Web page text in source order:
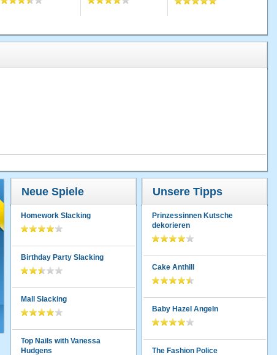
Neue Spiele
Homework Slacking
Birthday Party Slacking
Mall Slacking
Top Nails with Vanessa
Hudgens
Unsere Tipps
Prinzessinnen Kutsche
dekorieren
Cake Anthill
Baby Hazel Angeln
The Fashion Police